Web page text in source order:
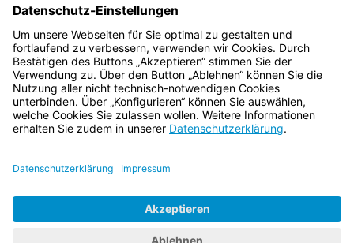
Finanzen über die Geschäftsordnung für das Landesamt für
Vermessung und Geoinformation und für die
Vermessungsämter in Bayern (LV-GO) vom 26. Februar
2009 (FMBl. S. 49) außer Kraft.
Bayern.de
BayernPortal
Impressum